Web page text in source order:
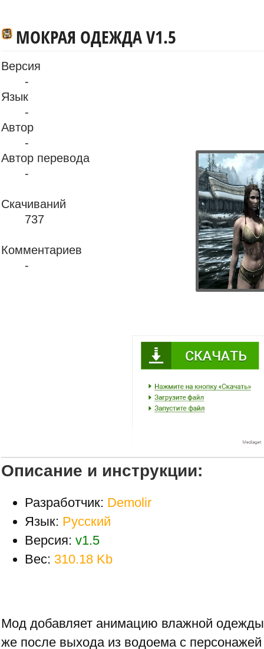
МОКРАЯ ОДЕЖДА V1.5
Версия
-
Язык
-
Автор
-
Автор перевода
-
Скачиваний
737
Комментариев
-
Описание и инструкции:
Разработчик: Demolir
Язык: Русский
Версия: v1.5
Вес: 310.18 Kb
Мод добавляет анимацию влажной
же после выхода из водоема с персонажей